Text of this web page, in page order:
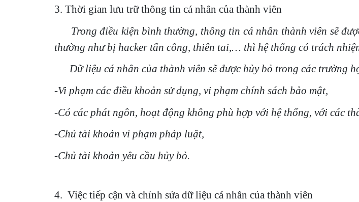
3. Thời gian lưu trữ thông tin cá nhân của thành viên
Trong điều kiện bình thường, thông tin cá nhân thành viên sẽ
thường như bị hacker tấn công, thiên tai,… thì hệ thống có trách
Dữ liệu cá nhân của thành viên sẽ được hủy bỏ trong các trường
-Vi phạm các điều khoản sử dụng, vi phạm chính sách bảo mật,
-Có các phát ngôn, hoạt động không phù hợp với hệ thống, với các
-Chủ tài khoản vi phạm pháp luật,
-Chủ tài khoản yêu cầu hủy bỏ.
4. Việc tiếp cận và chỉnh sửa dữ liệu cá nhân của thành viên